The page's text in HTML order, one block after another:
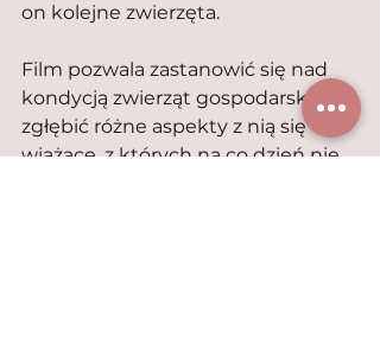
on kolejne zwierzęta.
Film pozwala zastanowić się nad
kondycją zwierząt gospodarskich i
zgłębić różne aspekty z nią się
wiążące, z których na co dzień nie